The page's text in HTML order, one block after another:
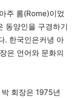
주 롬(Rome)이었
동양인을 구경하기
. 한국인은커녕 아
은 언어와 문화의
회장은 1975년